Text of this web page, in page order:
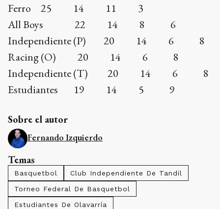
Ferro 25 14 11 3
All Boys 22 14 8 6
Independiente (P) 20 14 6 8
Racing (O) 20 14 6 8
Independiente (T) 20 14 6 8
Estudiantes 19 14 5 9
Sobre el autor
Fernando Izquierdo
Temas
Basquetbol
Club Independiente De Tandil
Torneo Federal De Basquetbol
Estudiantes De Olavarría